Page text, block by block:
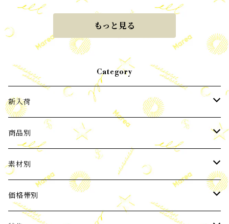
もっと見る
Category
新入荷
2024年3月新入荷
2024年4月新入荷
2024年5月新入荷
商品別
ピアス
イヤーカフ
素材別
パール
価格帯別